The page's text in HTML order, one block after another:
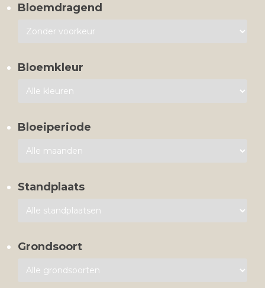
Bloemdragend
Bloemkleur
Bloeiperiode
Standplaats
Grondsoort